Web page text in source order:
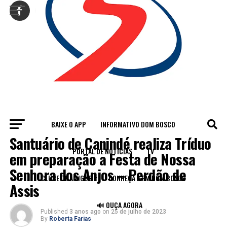
BAIXE O APP INFORMATIVO DOM BOSCO
PORTAL DE NOTÍCIAS TV
CLUBE DE AMIGOS CONHEÇA A FM DOM BOSCO
🔊 OUÇA AGORA
BLOG
Santuário de Canindé realiza Tríduo
em preparação a Festa de Nossa
Senhora dos Anjos – Perdão de
Assis
Published 3 anos ago on 25 de julho de 2023
By Roberta Farias